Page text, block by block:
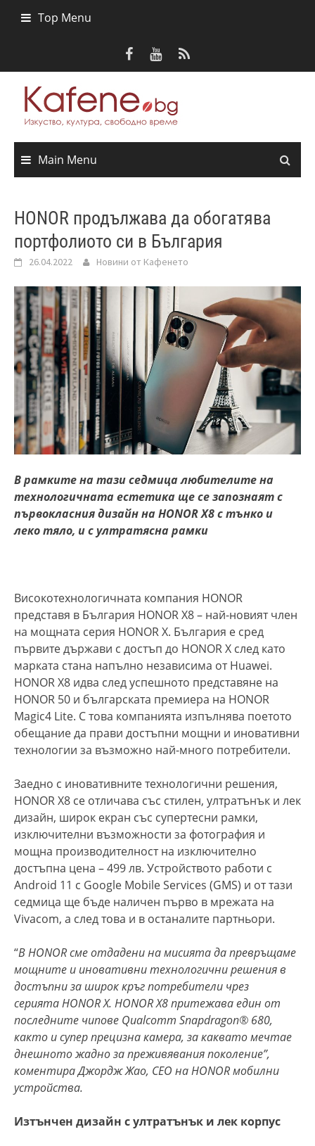
Top Menu
Main Menu
HONOR продължава да обогатява
портфолиото си в България
26.04.2022 Новини от Кафенето
В рамките на тази седмица любителите на
технологичната естетика ще се запознаят с
първокласния дизайн наHONOR X8 с тънко и
леко тяло, и с ултратясна рамки
Високотехнологичната компания HONOR
представя в България HONOR X8 – най-новият член
на мощната серия HONOR X. България е сред
първите държави с достъп до HONOR X след като
марката стана напълно независима от Huawei.
HONOR X8 идва след успешното представяне на
HONOR 50 и българската премиера на HONOR
Magic4 Lite. С това компанията изпълнява поетото
обещание да прави достъпни мощни и иновативни
технологии за възможно най-много потребители.
Заедно с иновативните технологични решения,
HONOR X8 се отличава със стилен, ултратънък и лек
дизайн, широк екран със супертесни рамки,
изключителни възможности за фотография и
мощна производителност на изключително
достъпна цена – 499 лв. Устройството работи с
Android 11 с Google Mobile Services (GMS) и от тази
седмица ще бъде наличен първо в мрежата на
Vivacom, а след това и в останалите партньори.
“ВHONOR сме отдадени на мисията да превръщаме
мощните и иновативни технологични решения в
достъпни за широк кръг потребители чрез
сериятаHONOR X. HONOR X8 притежава един от
последните чипове Qualcomm Snapdragon® 680,
както и супер прецизна камера, за каквато мечтае
днешното жадно за преживявания поколение”,
коментира Джордж Жао, CEO наHONOR мобилни
устройства.
Изтънчен дизайн с ултратънък и лек корпус